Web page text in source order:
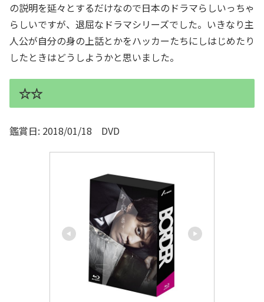
の説明を延々とするだけなので日本のドラマらしいっちゃ
らしいですが、退屈なドラマシリーズでした。いきなり主
人公が自分の身の上話とかをハッカーたちにしはじめたり
したときはどうしようかと思いました。
☆☆
鑑賞日: 2018/01/18 DVD